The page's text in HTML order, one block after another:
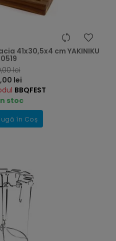
41x30,5x4 cm YAKINIKU
lei
lei
BBQFEST
stoc
în Coș